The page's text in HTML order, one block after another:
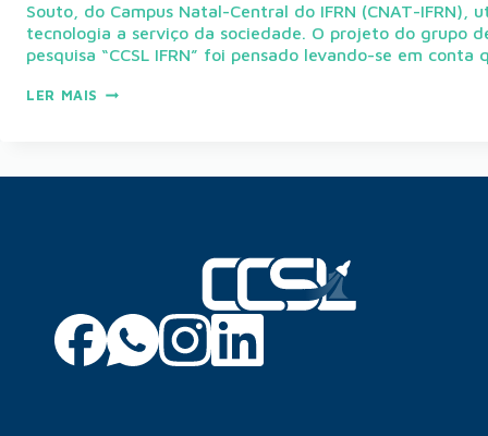
Souto, do Campus Natal-Central do IFRN (CNAT-IFRN),
tecnologia a serviço da sociedade. O projeto do grupo
pesquisa “CCSL IFRN” foi pensado levando-se em conta
LER MAIS